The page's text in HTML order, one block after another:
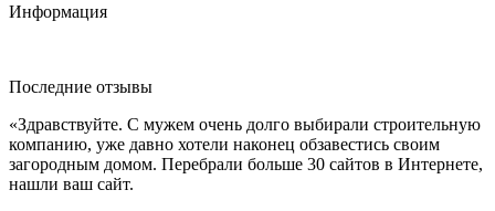
Информация
Последние отзывы
«Здравствуйте. С мужем очень долго выбирали строительную
компанию, уже давно хотели наконец обзавестись своим
загородным домом. Перебрали больше 30 сайтов в Интернете,
нашли ваш сайт.